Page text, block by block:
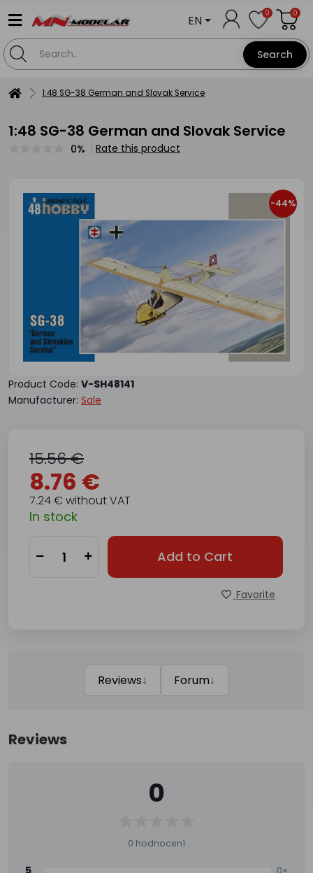
Search
EN 0 0
1:48 SG-38 German and Slovak Service
1:48 SG-38 German and Slovak Service
0% Rate this product
-44%
Product Code: V-SH48141
Manufacturer: Sale
15.56 €
8.76 €
7.24 € without VAT
In stock
Add to Cart
Favorite
Reviews↓ Forum↓
Reviews
0
0 hodnocení
5 0×